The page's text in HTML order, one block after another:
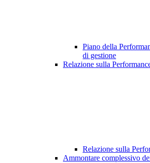
Piano della
di gestione
Relazione sulla
Relazione sulla
Ammontare complessivo